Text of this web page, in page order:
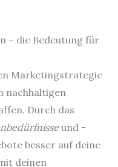
– die Bedeutung für
Marketingstrategie
nachhaltigen
Durch das
und -
besser auf deine
deinen